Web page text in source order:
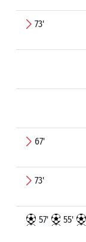
73'
67'
73'
57' 55'